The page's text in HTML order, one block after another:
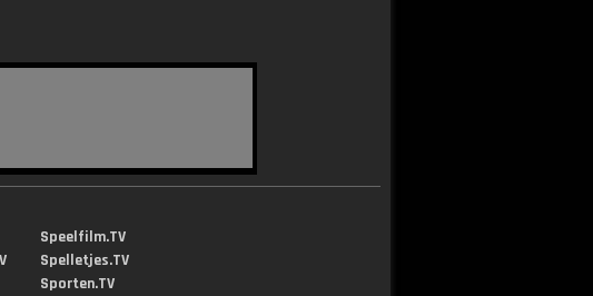
Speelfilm.TV
Spelletjes.TV
Sporten.TV